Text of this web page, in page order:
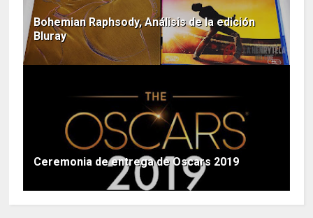
Bohemian Raphsody, Análisis de la edición
Bluray
Ceremonia de entrega de Oscars 2019